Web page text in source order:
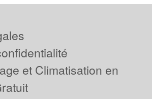
et Climatisation en